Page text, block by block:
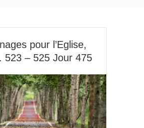
pour l’Eglise,
523 – 525 Jour 475